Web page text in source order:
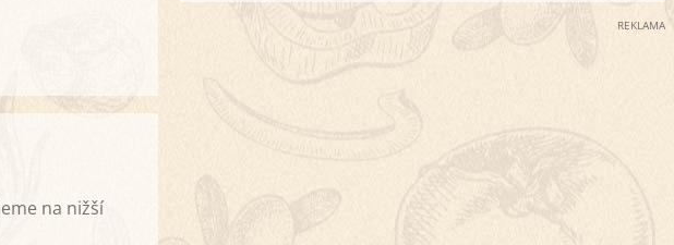
na nižší
REKLAMA